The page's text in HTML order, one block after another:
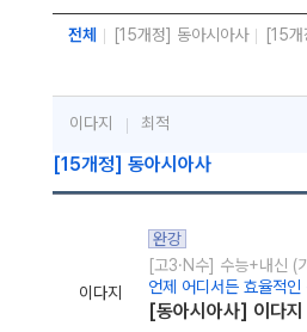
전체 [15개정] 동아시아사 [15
이다지 최적
[15개정] 동아시아사
이다지
완강
[고3·N수] 수능+내신 (
언제 어디서든 효율적인
[동아시아사] 이다